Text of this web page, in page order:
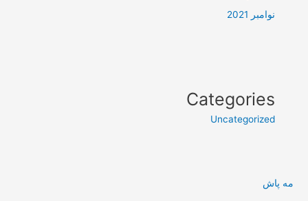
نوامبر 2021
Categories
Uncategorized
مه پاش